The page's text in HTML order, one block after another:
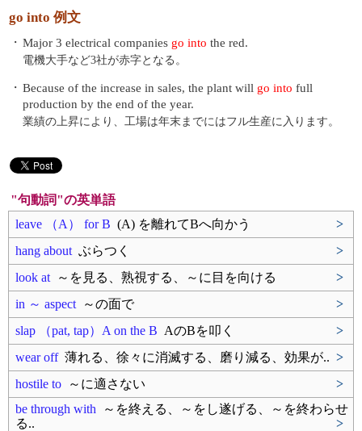
go into 例文
・ Major 3 electrical companies go into the red.
電機大手など3社が赤字となる。
・ Because of the increase in sales, the plant will go into full
production by the end of the year.
業績の上昇により、工場は年末までにはフル生産に入ります。
"句動詞"の英単語
leave （A） for B (A) を離れてBへ向かう
>
hang about ぶらつく
>
look at ～を見る、熟視する、～に目を向ける
>
in ～ aspect ～の面で
>
slap （pat, tap）A on the B AのBを叩く
>
wear off薄れる、徐々に消滅する、磨り減る、効果が.. >
hostile to ～に適さない
>
be through with ～を終える、～をし遂げる、～を終わらせ
る..
>